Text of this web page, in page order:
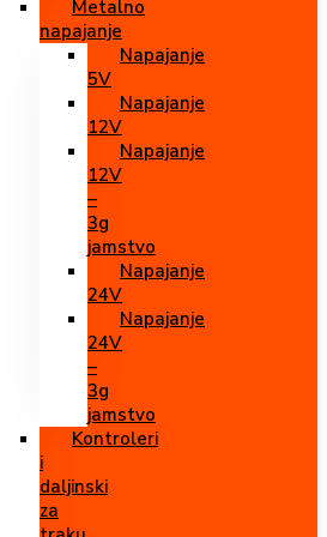
Metalno
napajanje
Napajanje
5V
Napajanje
12V
Napajanje
12V
–
3g
jamstvo
Napajanje
24V
Napajanje
24V
–
3g
jamstvo
Kontroleri
i
daljinski
za